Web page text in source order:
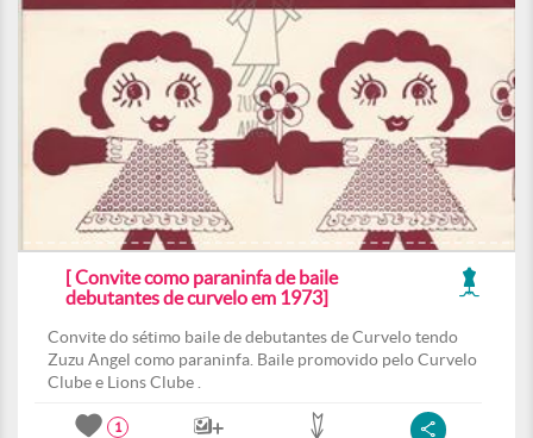
[ Convite como paraninfa de baile
debutantes de curvelo em 1973]
Convite do sétimo baile de debutantes de Curvelo tendo
Zuzu Angel como paraninfa. Baile promovido pelo Curvelo
Clube e Lions Clube .
1